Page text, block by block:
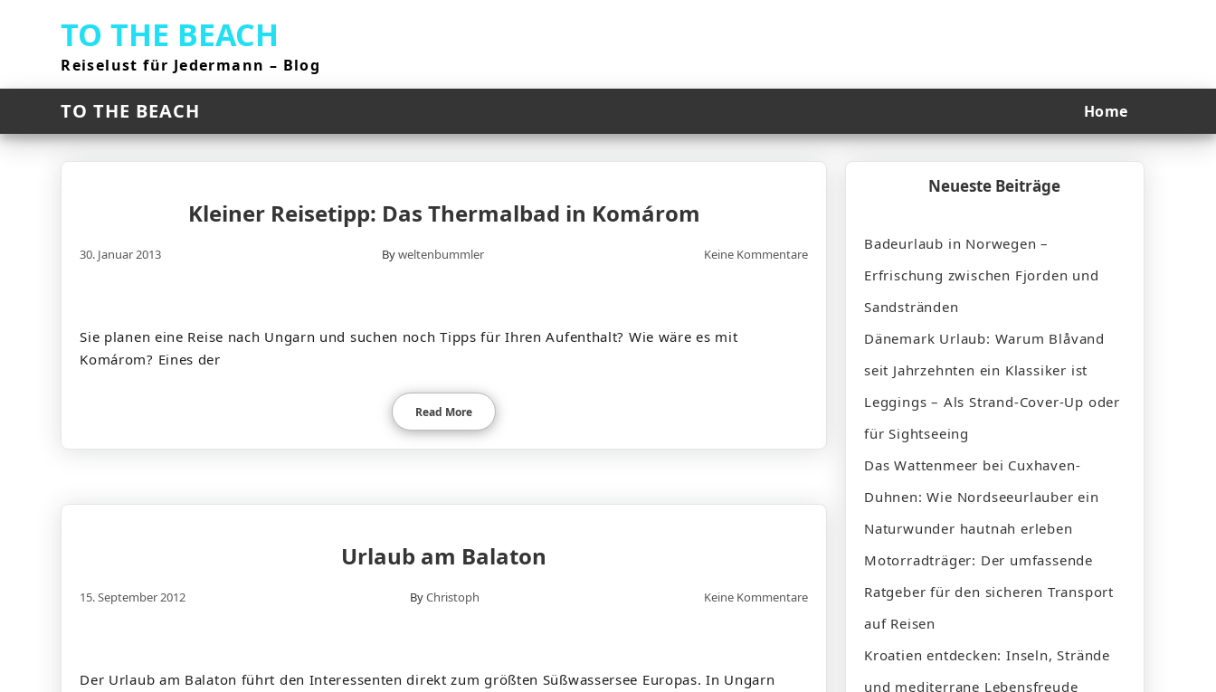
TO THE BEACH
Reiselust für Jedermann – Blog
TO THE BEACH Home
Kleiner Reisetipp: Das Thermalbad in Komárom
30. Januar 2013 Byweltenbummler Keine Kommentare
Sie planen eine Reise nach Ungarn und suchen noch Tipps für Ihren Aufenthalt? Wie wäre es mit
Komárom? Eines der
Read More
Urlaub am Balaton
15. September 2012 ByChristoph Keine Kommentare
Der Urlaub am Balaton führt den Interessenten direkt zum größten Süßwassersee Europas. In Ungarn
Neueste Beiträge
Badeurlaub in Norwegen –
Erfrischung zwischen Fjorden und
Sandstränden
Dänemark Urlaub: Warum Blåvand
seit Jahrzehnten ein Klassiker ist
Leggings – Als Strand-Cover-Up oder
für Sightseeing
Das Wattenmeer bei Cuxhaven-
Duhnen: Wie Nordseeurlauber ein
Naturwunder hautnah erleben
Motorradträger: Der umfassende
Ratgeber für den sicheren Transport
auf Reisen
Kroatien entdecken: Inseln, Strände
und mediterrane Lebensfreude